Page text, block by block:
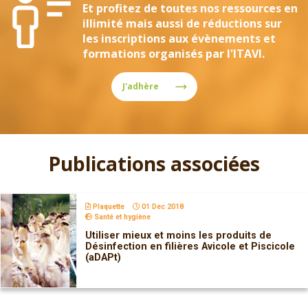
Et profitez de toutes nos ressources en
illimité mais aussi de réductions sur
les inscriptions aux évènements et
formations organisés par l'ITAVI.
J'adhère
Publications associées
Plaquette
01 Dec 2018
Santé et hygiène
Utiliser mieux et moins les produits de
Désinfection en filières Avicole et Piscicole
(aDAPt)